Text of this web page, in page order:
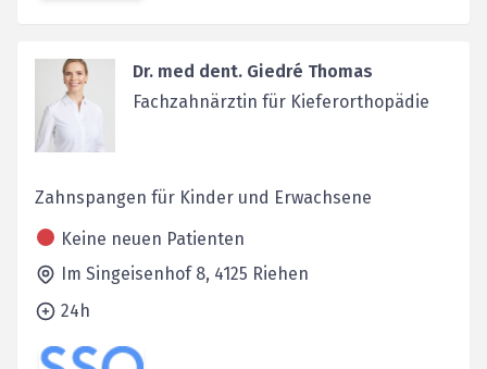
Dr. med dent. Giedré Thomas
Fachzahnärztin für Kieferorthopädie
Zahnspangen für Kinder und Erwachsene
Keine neuen Patienten
Im Singeisenhof 8, 4125 Riehen
24h